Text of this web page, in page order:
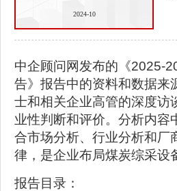
2024-10
中企顾问网发布的《2025-
告》报告中的资料和数据来
士和相关企业高管的深度访
业性判断和评价。分析内容
合市场分析、行业分析和厂
律，是企业布局煤炭综采设
报告目录：